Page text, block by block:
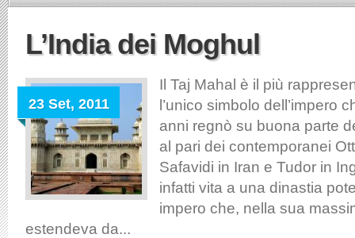
L’India dei Moghul
23 Set, 2011
Il Taj Mahal è il più
l’unico simbolo dell’impero
anni regnò su buona parte
al pari dei contemporanei
Safavidi in Iran e Tudor in
infatti vita a una dinastia
impero che, nella sua
estendeva da...